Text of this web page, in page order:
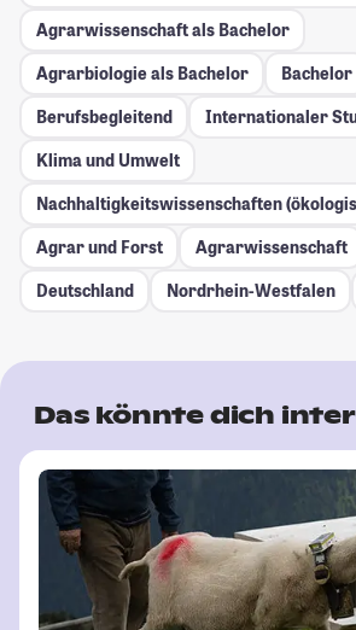
Agrarwissenschaft als Bachelor
Agrarbiologie als Bachelor
Bachelor
Berufsbegleitend
Internationaler
Klima und Umwelt
Nachhaltigkeitswissenschaften
Agrar und Forst
Agrarwissenschaft
Deutschland
Nordrhein-Westfalen
Das könnte dich